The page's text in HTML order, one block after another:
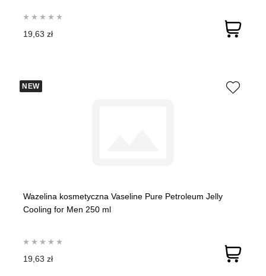
19,63 zł
NEW
Wazelina kosmetyczna Vaseline Pure Petroleum Jelly
Cooling for Men 250 ml
19,63 zł